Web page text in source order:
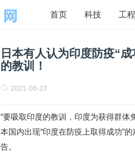
首页 科技 工程
日本有人认为印度防疫“
的教训！
2021-08-23
“要吸取印度的教训，印度为获得群体
本国内出现“印度在防疫上取得成功”
告。